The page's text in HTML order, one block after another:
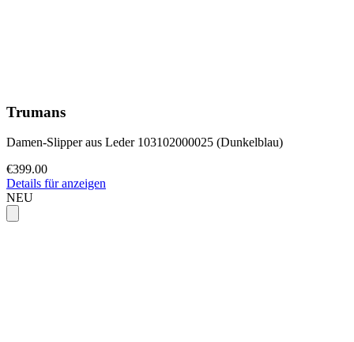
Trumans
Damen-Slipper aus Leder 103102000025 (Dunkelblau)
€399.00
Details für anzeigen
NEU